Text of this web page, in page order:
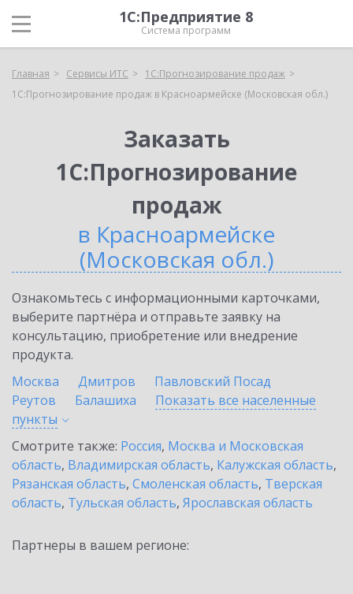
1С:Предприятие 8
Система программ
Главная Сервисы ИТС
1С:Прогнозирование продаж
1С:Прогнозирование продаж в Красноармейске (Московская обл.)
Заказать
1С:Прогнозирование
продаж
в Красноармейске
(Московская обл.)
Ознакомьтесь с информационными карточками,
выберите партнёра и отправьте заявку на
консультацию, приобретение или внедрение
продукта.
Москва
Дмитров
Павловский Посад
Реутов
Балашиха
Показать все населенные
пункты
Смотрите также: Россия, Москва и Московская
область, Владимирская область, Калужская область,
Рязанская область, Смоленская область, Тверская
область, Тульская область, Ярославская область
Партнеры в вашем регионе: